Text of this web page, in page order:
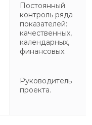
Постоянный
контроль ряда
показателей:
качественных,
календарных,
финансовых.
Руководитель
проекта.